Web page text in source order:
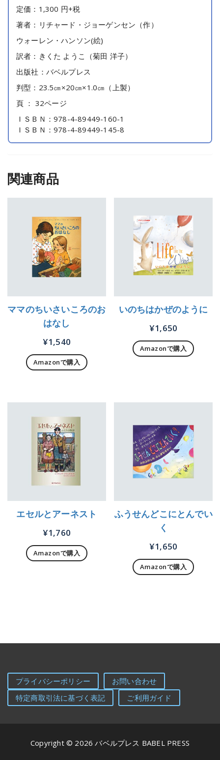
定価：1,300 円+税
著者：リチャード・ジョーゲンセン（作）
ウォーレン・ハンソン(絵)
訳者：きくた ようこ（菊田 洋子）
出版社：バベルプレス
判型：23.5㎝×20㎝×1.0㎝（上製）
頁 ： 32ページ
ＩＳＢＮ：978-4-89449-160-1
ＩＳＢＮ：978-4-89449-145-8
関連商品
ママのちいさいころのお
はなし
¥1,540
Amazonで購入
いのちはかぜのように
¥1,650
Amazonで購入
エセルとアーネスト
¥1,760
Amazonで購入
ふうせんどこにとんでい
く
¥1,650
Amazonで購入
プライバシーポリシー
特定商取引法に基づく表記
ご利用ガイド
お問い合わせ
Copyright © 2026 バベルプレス BABEL PRESS